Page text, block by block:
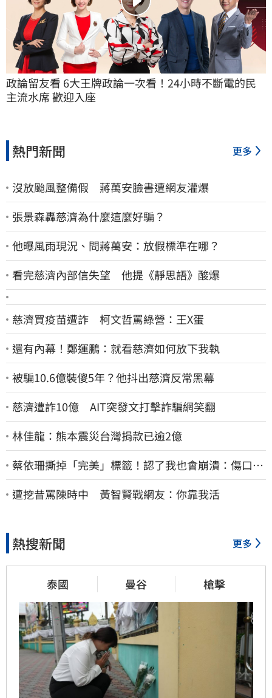
政論留友看 6大王牌政論一次看！24小時不斷電的民
主流水席 歡迎入座
熱門新聞 更多
沒放颱風整備假 蔣萬安臉書遭網友灌爆
張景森轟慈濟為什麼這麼好騙？
他曝風雨現況、問蔣萬安：放假標準在哪？
看完慈濟內部信失望 他提《靜思語》酸爆
慈濟買疫苗遭詐 柯文哲罵綠營：王X蛋
還有內幕！鄭運鵬：就看慈濟如何放下我執
被騙10.6億裝傻5年？他抖出慈濟反常黑幕
慈濟遭詐10億 AIT突發文打擊詐騙網笑翻
林佳龍：熊本震災台灣捐款已逾2億
蔡依珊撕掉「完美」標籤！認了我也會崩潰：傷口終
究會癒合
遭挖昔罵陳時中 黃智賢戰網友：你靠我活
熱搜新聞 更多
泰國 曼谷 槍擊